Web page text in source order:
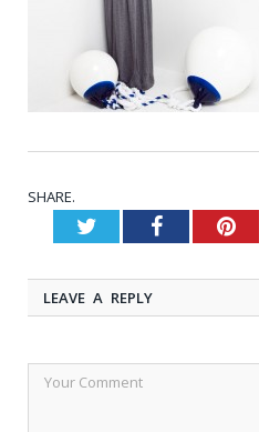
SHARE.
TwitterFacebook
LEAVE A REPLY